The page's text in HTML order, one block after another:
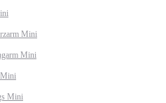
Mini
Mini
Mini